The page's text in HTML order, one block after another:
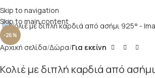
Skip to navigation
Skip to main content
-26%
Click to enlarge
Αρχική σελίδα Δώρα Για εκείνη
Κολιέ με διπλή καρδιά από